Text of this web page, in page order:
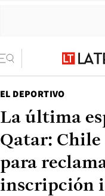
EL DEPORTIVO
La última
Qatar:
para
inscripción